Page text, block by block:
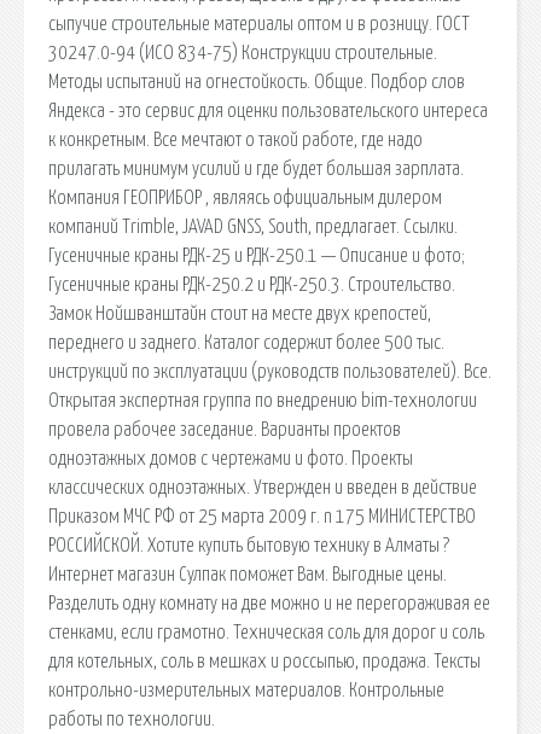
сыпучие строительные материалы оптом и в розницу. ГОСТ
30247.0-94 (ИСО 834-75) Конструкции строительные.
Методы испытаний на огнестойкость. Общие. Подбор слов
Яндекса - это сервис для оценки пользовательского интереса
к конкретным. Все мечтают о такой работе, где надо
прилагать минимум усилий и где будет большая зарплата.
Компания ГЕОПРИБОР , являясь официальным дилером
компаний Trimble, JAVAD GNSS, South, предлагает. Ссылки.
Гусеничные краны РДК-25 и РДК-250.1 — Описание и фото;
Гусеничные краны РДК-250.2 и РДК-250.3. Строительство.
Замок Нойшванштайн стоит на месте двух крепостей,
переднего и заднего. Каталог содержит более 500 тыс.
инструкций по эксплуатации (руководств пользователей). Все.
Открытая экспертная группа по внедрению bim-технологии
провела рабочее заседание. Варианты проектов
одноэтажных домов с чертежами и фото. Проекты
классических одноэтажных. Утвержден и введен в действие
Приказом МЧС РФ от 25 марта 2009 г. n 175 МИНИСТЕРСТВО
РОССИЙСКОЙ. Хотите купить бытовую технику в Алматы ?
Интернет магазин Сулпак поможет Вам. Выгодные цены.
Разделить одну комнату на две можно и не перегораживая ее
стенками, если грамотно. Техническая соль для дорог и соль
для котельных, соль в мешках и россыпью, продажа. Тексты
контрольно-измерительных материалов. Контрольные
работы по технологии.